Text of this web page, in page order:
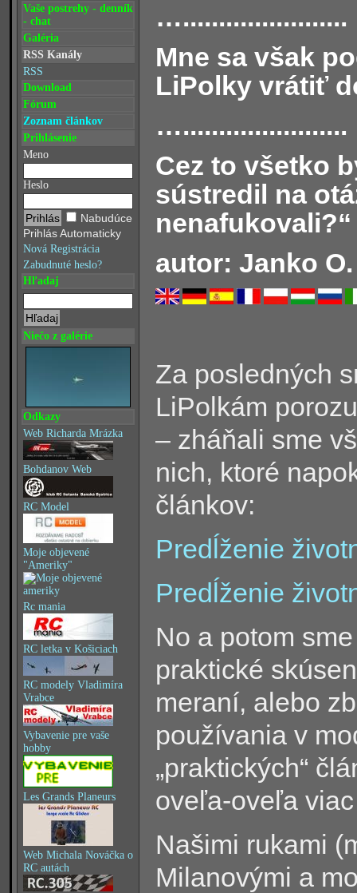
Vaše postrehy - denník
- chat
Galéria
RSS Kanály
RSS
Download
Fórum
Zoznam článkov
Prihlásenie
Meno
Heslo
Nabudúce
Prihlás Automaticky
Nová Registrácia
Zabudnuté heslo?
Hľadaj
Niečo z galérie
Odkazy
Web Richarda Mrázka
Bohdanov Web
RC Model
Moje objevené
"Ameriky"
Rc mania
RC letka v Košiciach
RC modely Vladimíra
Vrabce
Vybavenie pre vaše
hobby
Les Grands Planeurs
Web Michala Nováčka o
RC autách
….......................
Mne sa však
LiPolky vrátiť
….......................
Cez to všetko
sústredil na
nenafukovali?“
autor: Janko O.
Za posledných
LiPolkám
– zháňali sme
nich, ktoré
článkov:
Predĺženie
Predĺženie
No a potom
praktické
meraní, alebo
používania v
„praktických“
oveľa-oveľa viac
Našimi rukami
Milanovými a